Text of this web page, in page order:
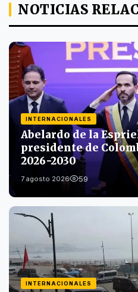
NOTICIAS
INTERNACIONALES
Abelardo de la
presidente de
2026-2030
7 agosto 2026 59
INTERNACIONALES